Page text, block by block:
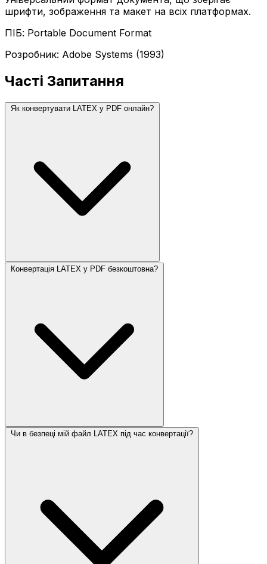
шрифти, зображення та макет на всіх платформах.
ПІБ: Portable Document Format
Розробник: Adobe Systems (1993)
Часті Запитання
Як конвертувати LATEX у PDF онлайн?
Конвертація LATEX у PDF безкоштовна?
Чи в безпеці мій файл LATEX під час конвертації?